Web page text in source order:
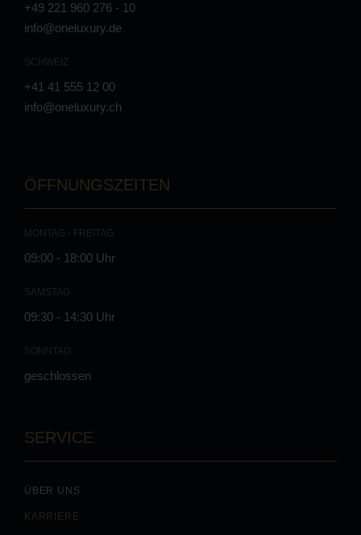
+49 221 960 276 - 10
info@oneluxury.de
SCHWEIZ
+41 41 555 12 00
info@oneluxury.ch
ÖFFNUNGSZEITEN
MONTAG - FREITAG:
09:00 - 18:00 Uhr
SAMSTAG:
09:30 - 14:30 Uhr
SONNTAG:
geschlossen
SERVICE
ÜBER UNS
KARRIERE